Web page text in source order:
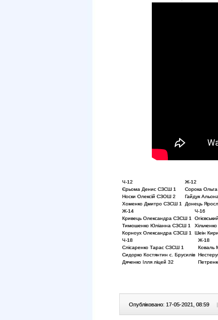
Ч-12
Єрьома Денис СЗСШ 1
Носки Олексій СЗОШ 2
Хоменко Дмитро СЗСШ 1
Ж-12
Сорока
Гайдук
Донець
Ж-14
Кривець Олександра СЗСШ 1
Тимошенко Юліанна СЗСШ 1
Корноух Олександра СЗСШ 1
Ч-16
Шеін
Ч-18
Слісаренко Тарас СЗСШ 1
Сидорко Костянтин с. Брусилів
Дяченко Ілля ліцей 32
Ж-18
Коваль
Опубліковано: 17-05-2021, 08:59 |